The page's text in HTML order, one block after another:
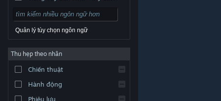
thương hiệu là tài sản của chủ sở hữu tương ứng tại
Pháp lý
Hỗ trợ tiếp cận
ký Steam
|Hoàn tiền|
Quản lý tùy chọn ngôn ngữ
Thu hẹp theo nhãn
Chiến thuật
Hành động
Phiêu lưu